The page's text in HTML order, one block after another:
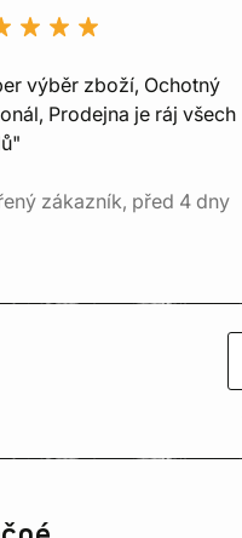
výběr zboží, Ochotný
Prodejna je ráj všech
zákazník, před 4 dny